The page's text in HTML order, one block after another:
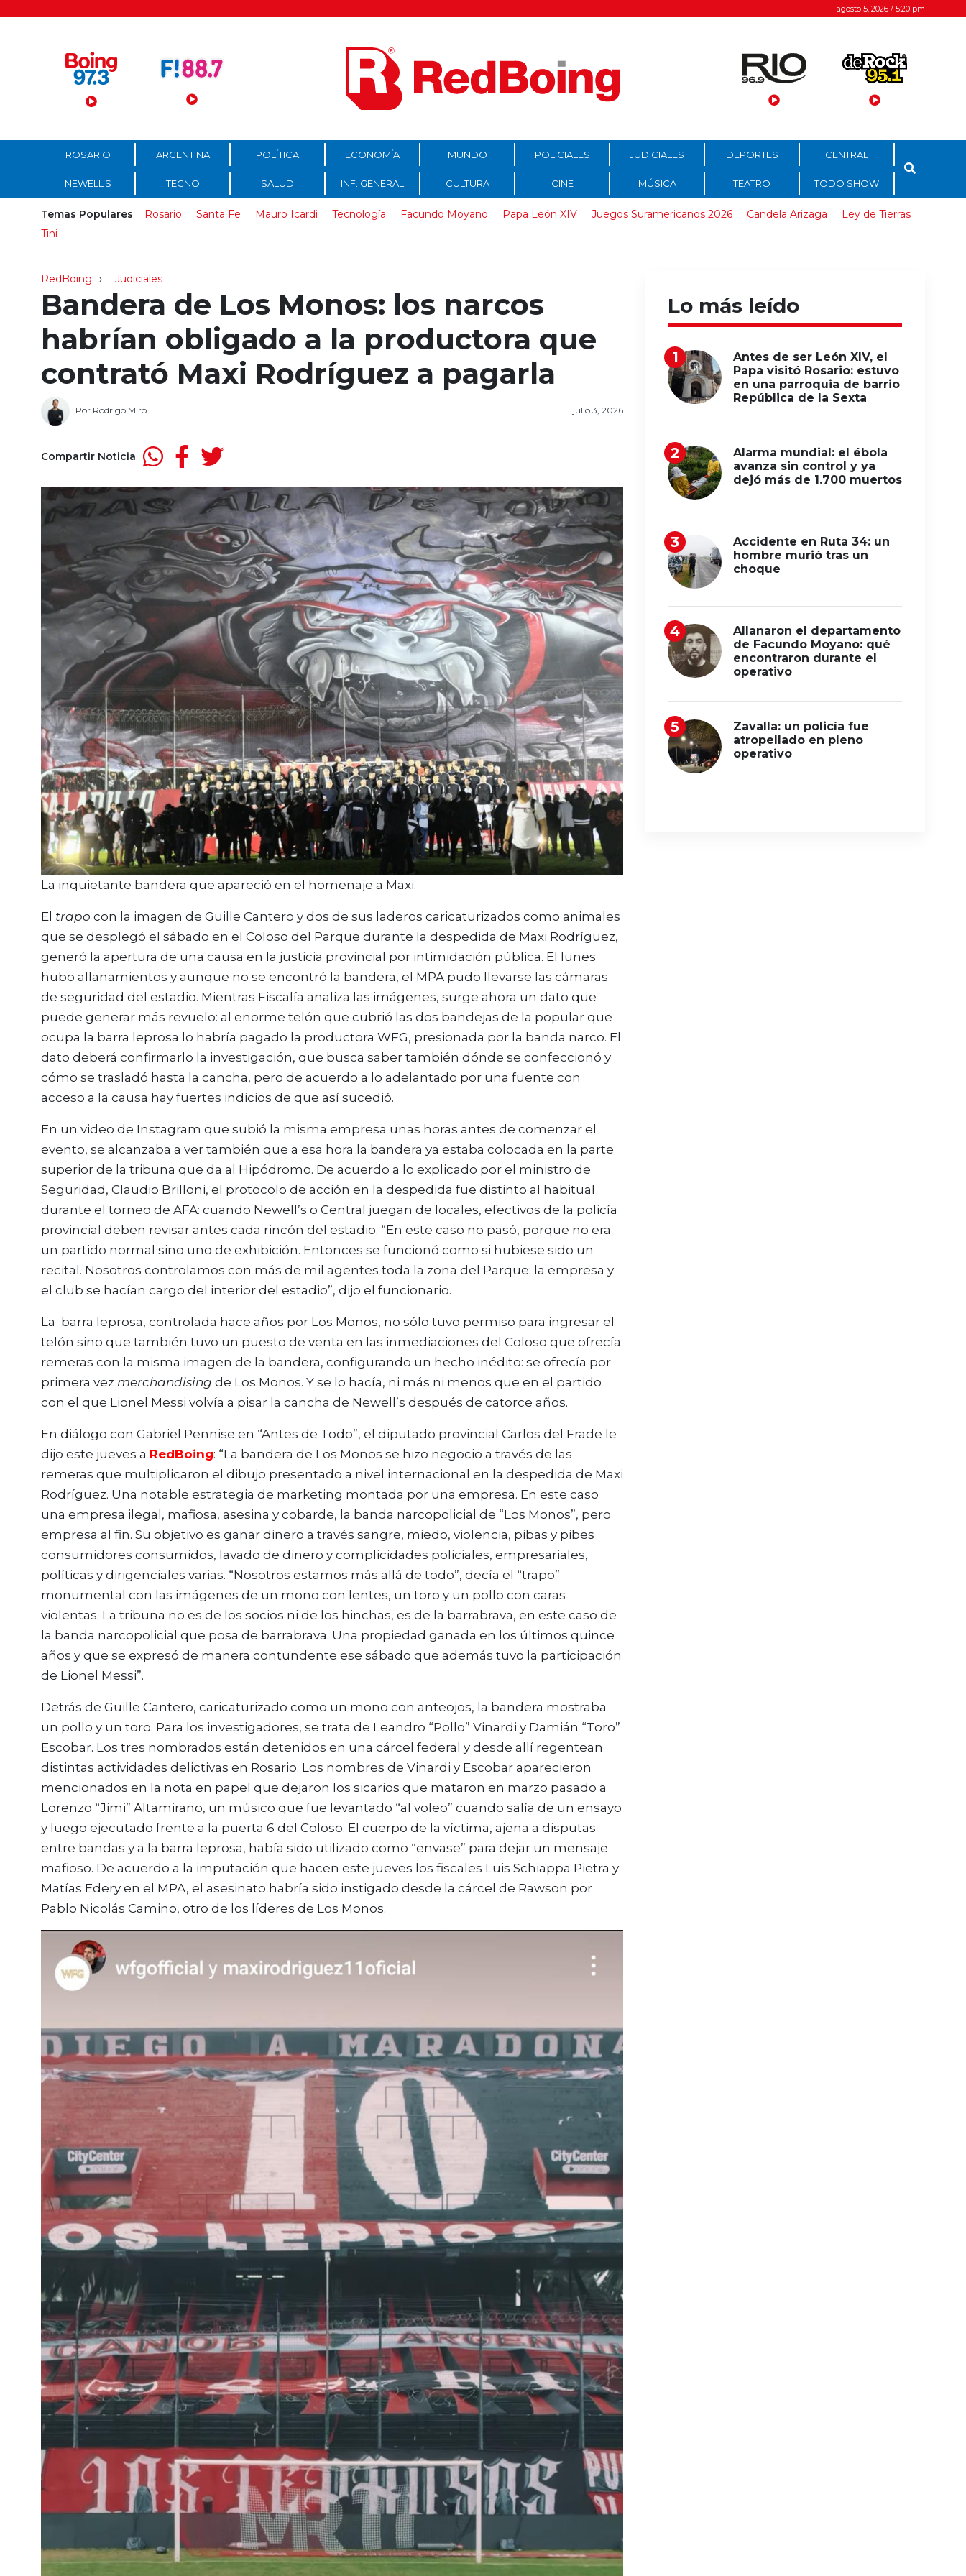
Menú Principal agosto 5, 2026 / 5:20 pm
ROSARIO ARGENTINA POLÍTICA ECONOMÍA MUNDO POLICIALES JUDICIALES DEPORTES CENTRAL
NEWELL’S TECNO SALUD INF. GENERAL CULTURA CINE MÚSICA TEATRO TODO SHOW
Temas Populares Rosario Santa Fe Mauro Icardi Tecnología Facundo Moyano Papa León XIV Juegos Suramericanos 2026 Candela Arizaga
Ley de Tierras
Tini
RedBoing Judiciales
Bandera de Los Monos: los narcos
habrían obligado a la productora que
contrató Maxi Rodríguez a pagarla
Por Rodrigo Miró julio 3, 2026
Compartir Noticia
La inquietante bandera que apareció en el homenaje a Maxi.
El trapo con la imagen de Guille Cantero y dos de sus laderos caricaturizados como animales
que se desplegó el sábado en el Coloso del Parque durante la despedida de Maxi Rodríguez,
generó la apertura de una causa en la justicia provincial por intimidación pública. El lunes
hubo allanamientos y aunque no se encontró la bandera, el MPA pudo llevarse las cámaras
de seguridad del estadio. Mientras Fiscalía analiza las imágenes, surge ahora un dato que
puede generar más revuelo: al enorme telón que cubrió las dos bandejas de la popular que
ocupa la barra leprosa lo habría pagado la productora WFG, presionada por la banda narco. El
dato deberá confirmarlo la investigación, que busca saber también dónde se confeccionó y
cómo se trasladó hasta la cancha, pero de acuerdo a lo adelantado por una fuente con
acceso a la causa hay fuertes indicios de que así sucedió.
En un video de Instagram que subió la misma empresa unas horas antes de comenzar el
evento, se alcanzaba a ver también que a esa hora la bandera ya estaba colocada en la parte
superior de la tribuna que da al Hipódromo. De acuerdo a lo explicado por el ministro de
Seguridad, Claudio Brilloni, el protocolo de acción en la despedida fue distinto al habitual
durante el torneo de AFA: cuando Newell’s o Central juegan de locales, efectivos de la policía
provincial deben revisar antes cada rincón del estadio. “En este caso no pasó, porque no era
un partido normal sino uno de exhibición. Entonces se funcionó como si hubiese sido un
recital. Nosotros controlamos con más de mil agentes toda la zona del Parque; la empresa y
el club se hacían cargo del interior del estadio”, dijo el funcionario.
La barra leprosa, controlada hace años por Los Monos, no sólo tuvo permiso para ingresar el
telón sino que también tuvo un puesto de venta en las inmediaciones del Coloso que ofrecía
remeras con la misma imagen de la bandera, configurando un hecho inédito: se ofrecía por
primera vez merchandising de Los Monos. Y se lo hacía, ni más ni menos que en el partido
con el que Lionel Messi volvía a pisar la cancha de Newell’s después de catorce años.
En diálogo con Gabriel Pennise en “Antes de Todo”, el diputado provincial Carlos del Frade le
dijo este jueves a RedBoing: “La bandera de Los Monos se hizo negocio a través de las
remeras que multiplicaron el dibujo presentado a nivel internacional en la despedida de Maxi
Rodríguez. Una notable estrategia de marketing montada por una empresa. En este caso
una empresa ilegal, mafiosa, asesina y cobarde, la banda narcopolicial de “Los Monos”, pero
empresa al fin. Su objetivo es ganar dinero a través sangre, miedo, violencia, pibas y pibes
consumidores consumidos, lavado de dinero y complicidades policiales, empresariales,
políticas y dirigenciales varias. “Nosotros estamos más allá de todo”, decía el “trapo”
monumental con las imágenes de un mono con lentes, un toro y un pollo con caras
violentas. La tribuna no es de los socios ni de los hinchas, es de la barrabrava, en este caso de
la banda narcopolicial que posa de barrabrava. Una propiedad ganada en los últimos quince
años y que se expresó de manera contundente ese sábado que además tuvo la participación
de Lionel Messi”.
Detrás de Guille Cantero, caricaturizado como un mono con anteojos, la bandera mostraba
un pollo y un toro. Para los investigadores, se trata de Leandro “Pollo” Vinardi y Damián “Toro”
Escobar. Los tres nombrados están detenidos en una cárcel federal y desde allí regentean
distintas actividades delictivas en Rosario. Los nombres de Vinardi y Escobar aparecieron
mencionados en la nota en papel que dejaron los sicarios que mataron en marzo pasado a
Lorenzo “Jimi” Altamirano, un músico que fue levantado “al voleo” cuando salía de un ensayo
y luego ejecutado frente a la puerta 6 del Coloso. El cuerpo de la víctima, ajena a disputas
entre bandas y a la barra leprosa, había sido utilizado como “envase” para dejar un mensaje
mafioso. De acuerdo a la imputación que hacen este jueves los fiscales Luis Schiappa Pietra y
Matías Edery en el MPA, el asesinato habría sido instigado desde la cárcel de Rawson por
Pablo Nicolás Camino, otro de los líderes de Los Monos.
Lo más leído
Antes de ser León XIV, el
Papa visitó Rosario: estuvo
en una parroquia de barrio
República de la Sexta
Alarma mundial: el ébola
avanza sin control y ya
dejó más de 1.700 muertos
Accidente en Ruta 34: un
hombre murió tras un
choque
Allanaron el departamento
de Facundo Moyano: qué
encontraron durante el
operativo
Zavalla: un policía fue
atropellado en pleno
operativo